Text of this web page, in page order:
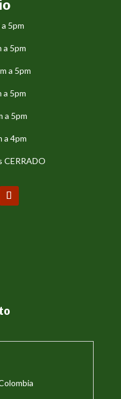
5pm
5pm
a 5pm
a 5pm
a 5pm
a 4pm
CERRADO